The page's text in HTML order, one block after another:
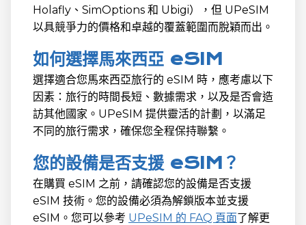
Holafly、SimOptions 和 Ubigi），但 UPeSIM
以具競爭力的價格和卓越的覆蓋範圍而脫穎而出。
如何選擇馬來西亞 eSIM
選擇適合您馬來西亞旅行的 eSIM 時，應考慮以下
因素：旅行的時間長短、數據需求，以及是否會造
訪其他國家。UPeSIM 提供靈活的計劃，以滿足
不同的旅行需求，確保您全程保持聯繫。
您的設備是否支援 eSIM？
在購買 eSIM 之前，請確認您的設備是否支援
eSIM 技術。您的設備必須為解鎖版本並支援
eSIM。您可以參考 UPeSIM 的 FAQ 頁面了解更